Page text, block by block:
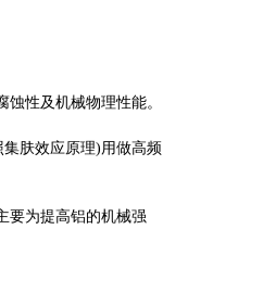
性及机械物理性能。
肤效应原理)用做高频
要为提高铝的机械强